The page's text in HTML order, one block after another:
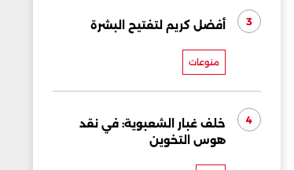
3 أفضل كريم لتفتيح البشرة
منوعات
4
خلف غبار الشعبوية: في نقد
هوس التخوين